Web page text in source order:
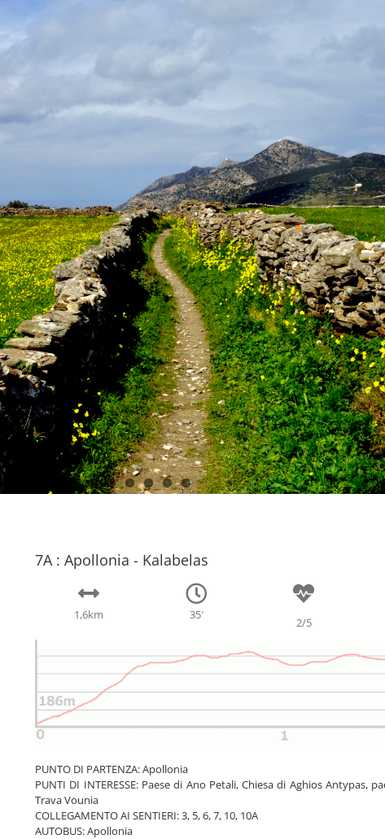
7Α : Apollonia - Kalabelas
1,6km 35′
2/5
PUNTO DI PARTENZA: Apollonia
PUNTI DI INTERESSE: Paese di Ano Petali, Chiesa di Aghios Antypas,
Trava Vounia
COLLEGAMENTO AI SENTIERI: 3, 5, 6, 7, 10, 10A
AUTOBUS: Apollonia